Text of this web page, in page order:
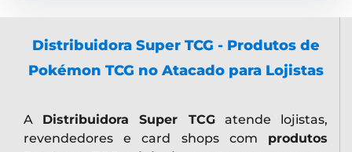
Distribuidora Super TCG - Produtos de
Pokémon TCG no Atacado para Lojistas
A Distribuidora Super TCGatende lojistas,
revendedores e card shops com produtos